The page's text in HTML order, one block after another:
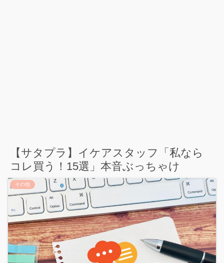
【サタプラ】イケアスタッフ「私なら
コレ買う！15選」本音ぶっちゃけ
その他